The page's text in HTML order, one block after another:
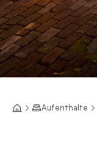
Aufenthalte